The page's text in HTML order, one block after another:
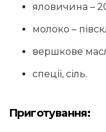
яловичина –
молоко –
вершкове
спеції, сіль.
Приготування: